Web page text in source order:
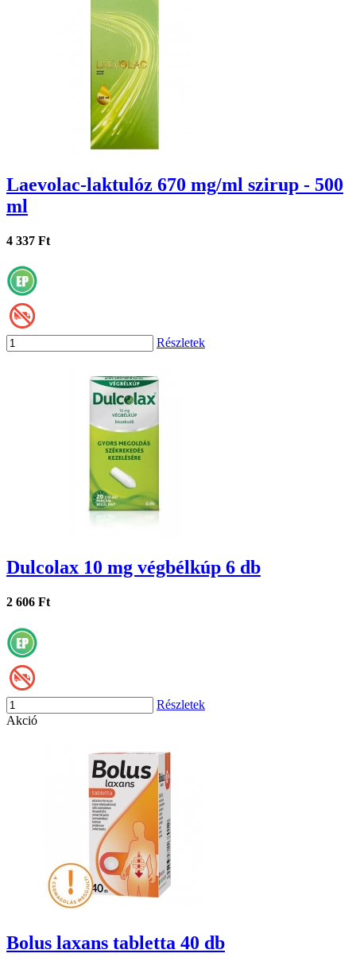
Laevolac-laktulóz 670 mg/ml szirup - 500
ml
4 337 Ft
Részletek
Dulcolax 10 mg végbélkúp 6 db
2 606 Ft
Részletek
Akció
Bolus laxans tabletta 40 db